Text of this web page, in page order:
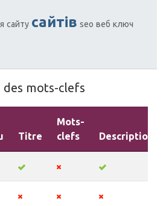
сайту сайтів seo веб ключ
des mots-clefs
Titre
Mots-
clefs
Description